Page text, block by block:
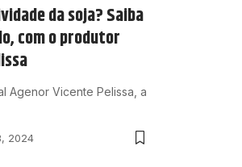
da soja? Saiba
com o produtor
Agenor Vicente Pelissa, a
2024